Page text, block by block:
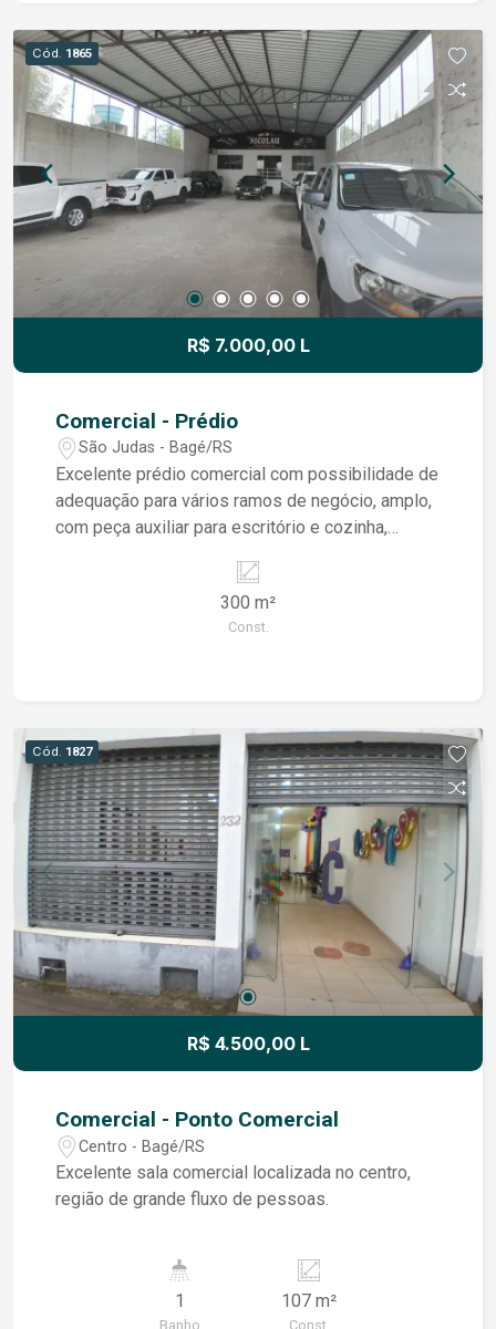
Cód. 1865
R$ 7.000,00 L
Comercial - Prédio
São Judas - Bagé/RS
Excelente prédio comercial com possibilidade de
adequação para vários ramos de negócio, amplo,
com peça auxiliar para escritório e cozinha,
grande fluxo de pessoas. consultar taxas com o
300 m²
Const.
Cód. 1827
R$ 4.500,00 L
Comercial - Ponto Comercial
Centro - Bagé/RS
Excelente sala comercial localizada no centro,
região de grande fluxo de pessoas.
1
Banho
107 m²
Const.